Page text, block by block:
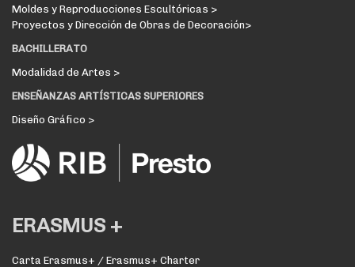
Moldes y Reproducciones Escultóricas >
Proyectos y Dirección de Obras de Decoración>
BACHILLERATO
Modalidad de Artes >
ENSEÑANZAS ARTÍSTICAS SUPERIORES
Diseño Gráfico >
ERASMUS +
Carta Erasmus+ / Erasmus+ Charter